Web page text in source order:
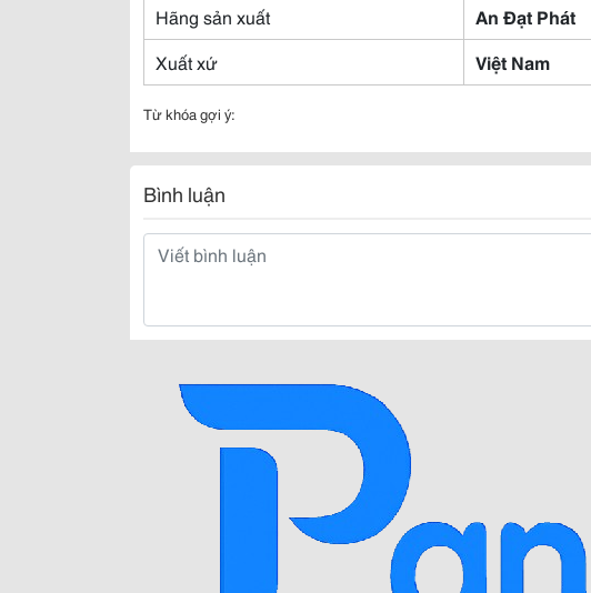
Hãng sản xuất
An Đạt Phát
Xuất xứ
Việt Nam
Từ khóa gợi ý:
Bình luận